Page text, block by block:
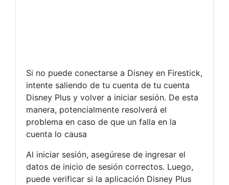
Si no puede conectarse a Disney en Firestick,
intente saliendo de tu cuenta de tu cuenta
Disney Plus y volver a iniciar sesión. De esta
manera, potencialmente resolverá el
problema en caso de que un falla en la
cuenta lo causa
Al iniciar sesión, asegúrese de ingresar el
datos de inicio de sesión correctos. Luego,
puede verificar si la aplicación Disney Plus